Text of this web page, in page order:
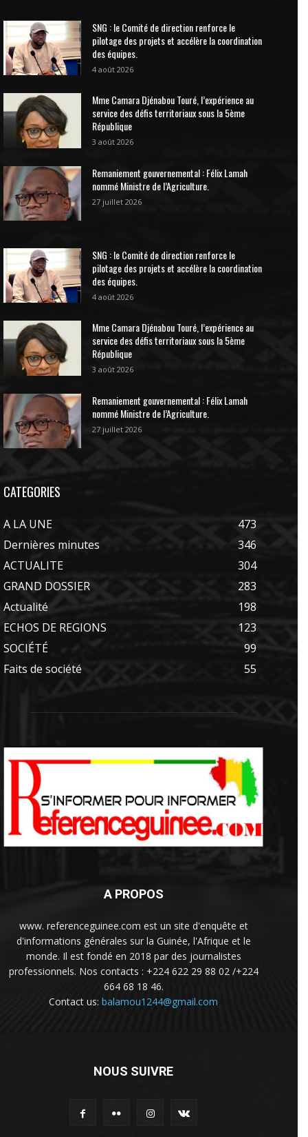
SNG : le Comité de direction renforce le
pilotage des projets et accélère la coordination
des équipes.
4 août 2026
Mme Camara Djénabou Touré, l’expérience au
service des défis territoriaux sous la 5ème
République
3 août 2026
Remaniement gouvernemental : Félix Lamah
nommé Ministre de l’Agriculture.
27 juillet 2026
SNG : le Comité de direction renforce le
pilotage des projets et accélère la coordination
des équipes.
4 août 2026
Mme Camara Djénabou Touré, l’expérience au
service des défis territoriaux sous la 5ème
République
3 août 2026
Remaniement gouvernemental : Félix Lamah
nommé Ministre de l’Agriculture.
27 juillet 2026
CATEGORIES
A LA UNE
473
Dernières minutes
346
ACTUALITE
304
GRAND DOSSIER
283
Actualité
198
ECHOS DE REGIONS
123
SOCIÉTÉ
99
Faits de société
55
A PROPOS
www. referenceguinee.com est un site d'enquête et
d'informations générales sur la Guinée, l'Afrique et le
monde. Il est fondé en 2018 par des journalistes
professionnels. Nos contacts : +224 622 29 88 02 /+224
664 68 18 46.
Contact us: balamou1244@gmail.com
NOUS SUIVRE